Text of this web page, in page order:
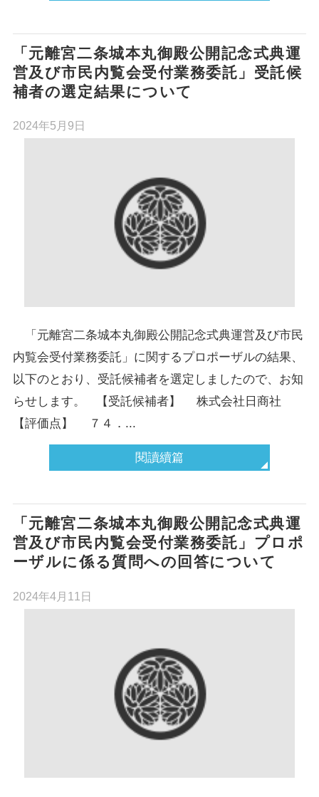
「元離宮二条城本丸御殿公開記念式典運
営及び市民内覧会受付業務委託」受託候
補者の選定結果について
2024年5月9日
「元離宮二条城本丸御殿公開記念式典運営及び市民
内覧会受付業務委託」に関するプロポーザルの結果、
以下のとおり、受託候補者を選定しましたので、お知
らせします。 【受託候補者】 株式会社日商社
【評価点】 ７４．...
閱讀續篇
「元離宮二条城本丸御殿公開記念式典運
営及び市民内覧会受付業務委託」プロポ
ーザルに係る質問への回答について
2024年4月11日